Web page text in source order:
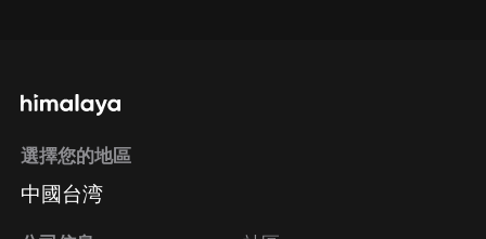
選擇您的地區
中國台湾